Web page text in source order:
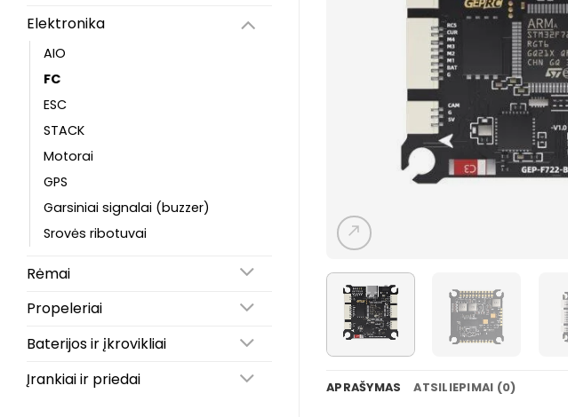
Elektronika
AIO
FC
ESC
STACK
Motorai
GPS
Garsiniai signalai (buzzer)
Srovės ribotuvai
Rėmai
Propeleriai
Baterijos ir įkrovikliai
Įrankiai ir priedai
APRAŠYMAS ATSILIEPIMAI (0)